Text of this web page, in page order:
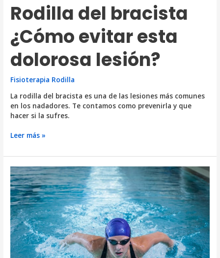
Rodilla del bracista
¿Cómo evitar esta
dolorosa lesión?
Fisioterapia Rodilla
La rodilla del bracista es una de las lesiones más comunes
en los nadadores. Te contamos como prevenirla y que
hacer si la sufres.
Rodilla
bracista
¿Cómo
evitar
esta
dolorosa
lesión?
Leer más »